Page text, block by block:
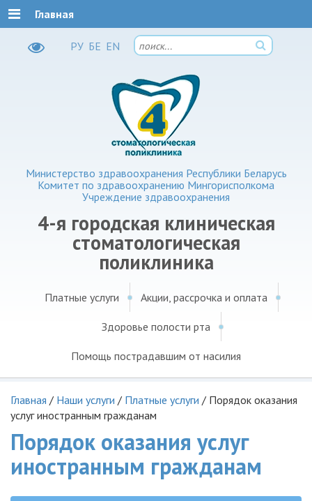
РУ БЕ EN
Министерство здравоохранения Республики Беларусь
Комитет по здравоохранению Мингорисполкома
Учреждение здравоохранения
4-я городская клиническая
стоматологическая
поликлиника
Главная
Платные услуги Акции, рассрочка и оплата
Здоровье полости рта
Помощь пострадавшим от насилия
Главная / Наши услуги / Платные услуги / Порядок оказания
услуг иностранным гражданам
Порядок оказания услуг
иностранным гражданам